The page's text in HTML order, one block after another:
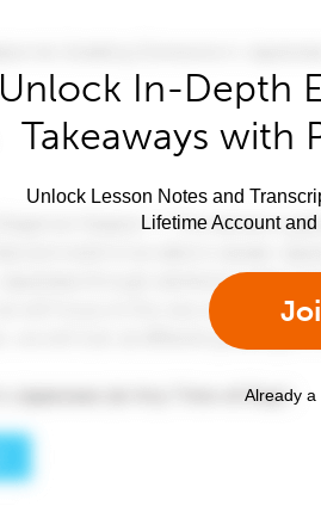
Unlock In-Depth
Takeaways with
Unlock Lesson Notes and
Lifetime Account
Already